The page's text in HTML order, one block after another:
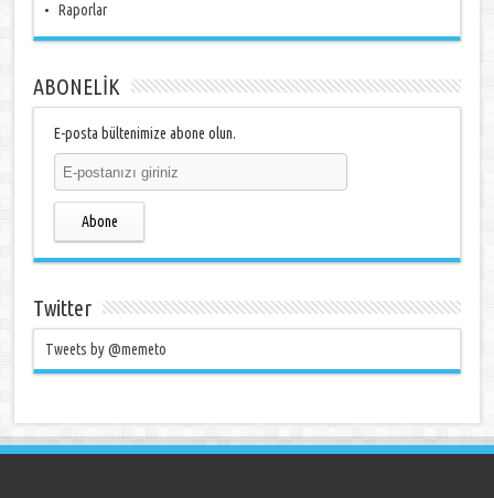
Raporlar
ABONELİK
E-posta bültenimize abone olun.
Abone
Twitter
Tweets by @memeto